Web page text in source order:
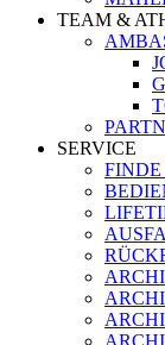
TEAM &
SERVICE
FINDE